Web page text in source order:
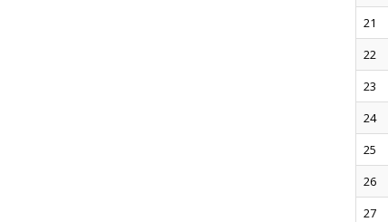
21
22
23
24
25
26
27